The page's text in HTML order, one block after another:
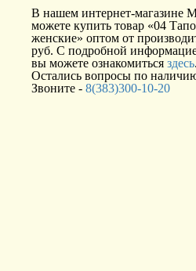
В нашем интернет-магазине
можете купить товар «04
женские» оптом от
руб. С подробной
вы можете ознакомиться здесь.
Остались вопросы по
Звоните - 8(383)300-10-20